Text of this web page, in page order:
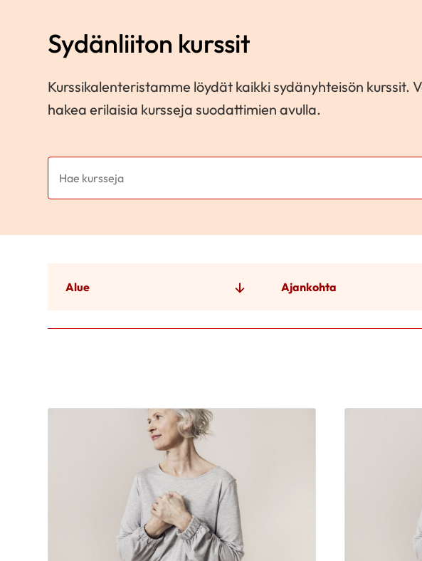
Sydänliiton kurssit
Kurssikalenteristamme löydät kaikki sydänyhteisön kurssit.
hakea erilaisia kursseja suodattimien avulla.
Alue Ajankohta